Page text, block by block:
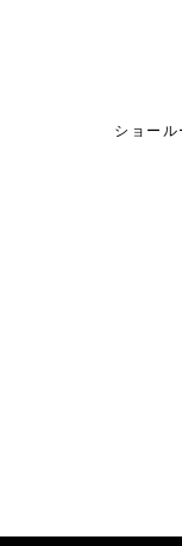
ショール